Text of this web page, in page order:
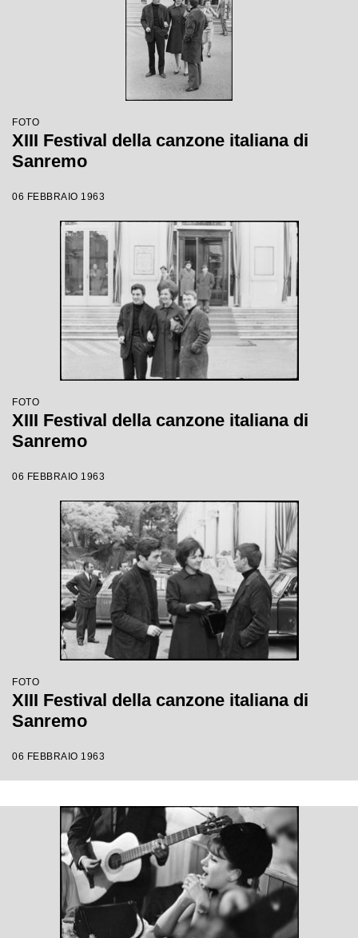
FOTO
XIII Festival della canzone italiana di
Sanremo
06 FEBBRAIO 1963
FOTO
XIII Festival della canzone italiana di
Sanremo
06 FEBBRAIO 1963
FOTO
XIII Festival della canzone italiana di
Sanremo
06 FEBBRAIO 1963